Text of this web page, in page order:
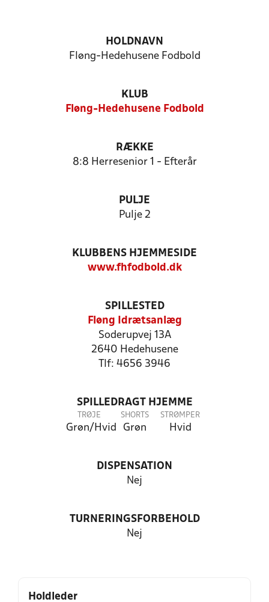
HOLDNAVN
Fløng-Hedehusene Fodbold
KLUB
Fløng-Hedehusene Fodbold
RÆKKE
8:8 Herresenior 1 - Efterår
PULJE
Pulje 2
KLUBBENS HJEMMESIDE
www.fhfodbold.dk
SPILLESTED
Fløng Idrætsanlæg
Soderupvej 13A
2640 Hedehusene
Tlf: 4656 3946
SPILLEDRAGT HJEMME
TRØJE
Grøn/Hvid
SHORTS
Grøn
STRØMPER
Hvid
DISPENSATION
Nej
TURNERINGSFORBEHOLD
Nej
Holdleder